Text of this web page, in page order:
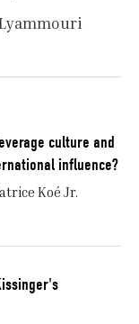
culture and
influence?
Koé Jr.